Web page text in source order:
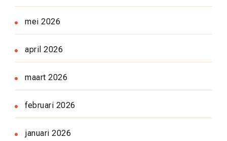
mei 2026
april 2026
maart 2026
februari 2026
januari 2026